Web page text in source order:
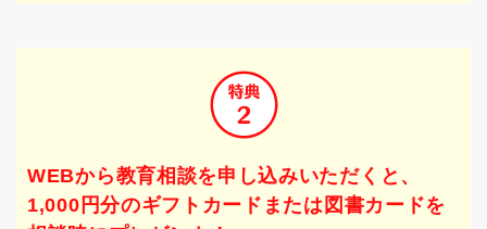
WEBから教育相談を申し込みいただくと、
1,000円分のギフトカードまたは図書カードを